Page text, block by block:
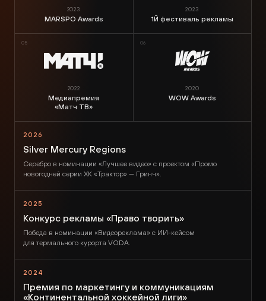
2023
MARSPO Awards
2023
1Й фестиваль рекламы
05
2022
Медиапремия
«Матч ТВ»
06
2020
WOW Awards
2026
Silver Mercury Regions
Серебро в номинации «Лучшее видео» с проектом «Промо
новогодней серии ХК «Трактор» — Гринч».
2025
Конкурс рекламы «Право творить»
Победа в номинации «Видеореклама» с ИИ-кейсом
для термального курорта VODA.
2024
Премия по маркетингу и коммуникациям
«Континентальной хоккейной лиги»